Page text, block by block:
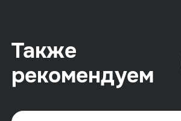
Также
рекомендуем